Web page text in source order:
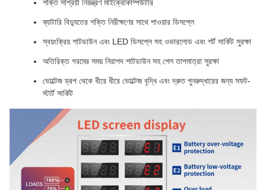
শক্তি সাশ্রয়ী নিয়ন্ত্রণ মাইক্রোকম্পিউটার
ব্যাটারি বিদ্যুতের শক্তি নিরীক্ষণের সাথে পাওয়ার ডিসপ্লে
স্বয়ংক্রিয় শাটডাউন এবং LED ডিসপ্লে সহ ওভারলোড এবং শর্ট সার্কিট সুরক্ষা
অতিরিক্ত গরমের সময় নিরাপদ শাটডাউন সহ শেল তাপমাত্রা সুরক্ষা
ভোল্টেজ ড্রপ থেকে ধীরে ধীরে ভোল্টেজ বৃদ্ধি এবং দ্রুত পুনরুদ্ধারের জন্য সফট-
স্টার্ট সার্কিট